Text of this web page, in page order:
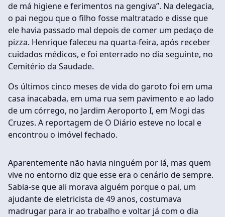
de má higiene e ferimentos na gengiva”. Na delegacia,
o pai negou que o filho fosse maltratado e disse que
ele havia passado mal depois de comer um pedaço de
pizza. Henrique faleceu na quarta-feira, após receber
cuidados médicos, e foi enterrado no dia seguinte, no
Cemitério da Saudade.
Os últimos cinco meses de vida do garoto foi em uma
casa inacabada, em uma rua sem pavimento e ao lado
de um córrego, no Jardim Aeroporto I, em Mogi das
Cruzes. A reportagem de O Diário esteve no local e
encontrou o imóvel fechado.
Aparentemente não havia ninguém por lá, mas quem
vive no entorno diz que esse era o cenário de sempre.
Sabia-se que ali morava alguém porque o pai, um
ajudante de eletricista de 49 anos, costumava
madrugar para ir ao trabalho e voltar já com o dia